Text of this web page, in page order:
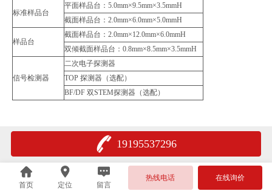
标准样品台
平面样品台：5.0mm×9.5mm×3.5mmH
截面样品台：2.0mm×6.0mm×5.0mmH
样品台
截面样品台：2.0mm×12.0mm×6.0mmH
双倾截面样品台：0.8mm×8.5mm×3.5mmH
信号检测器
二次电子探测器
TOP 探测器（选配）
BF/DF 双STEM探测器（选配）
19195537296
首页 定位 留言
热线电话 在线询价